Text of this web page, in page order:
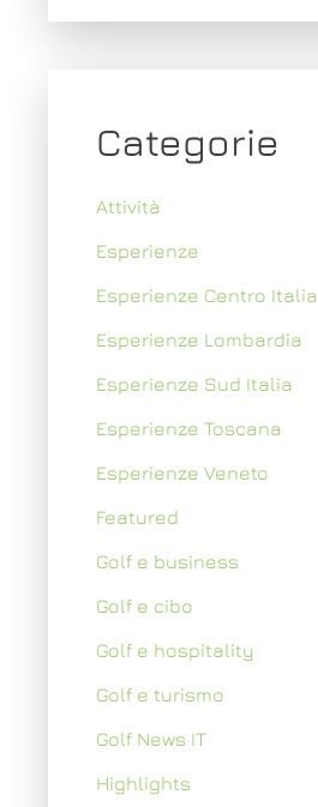
Categorie
Attività
Esperienze
Esperienze Centro Italia
Esperienze Lombardia
Esperienze Sud Italia
Esperienze Toscana
Esperienze Veneto
Featured
Golf e business
Golf e cibo
Golf e hospitality
Golf e turismo
Golf News IT
Highlights